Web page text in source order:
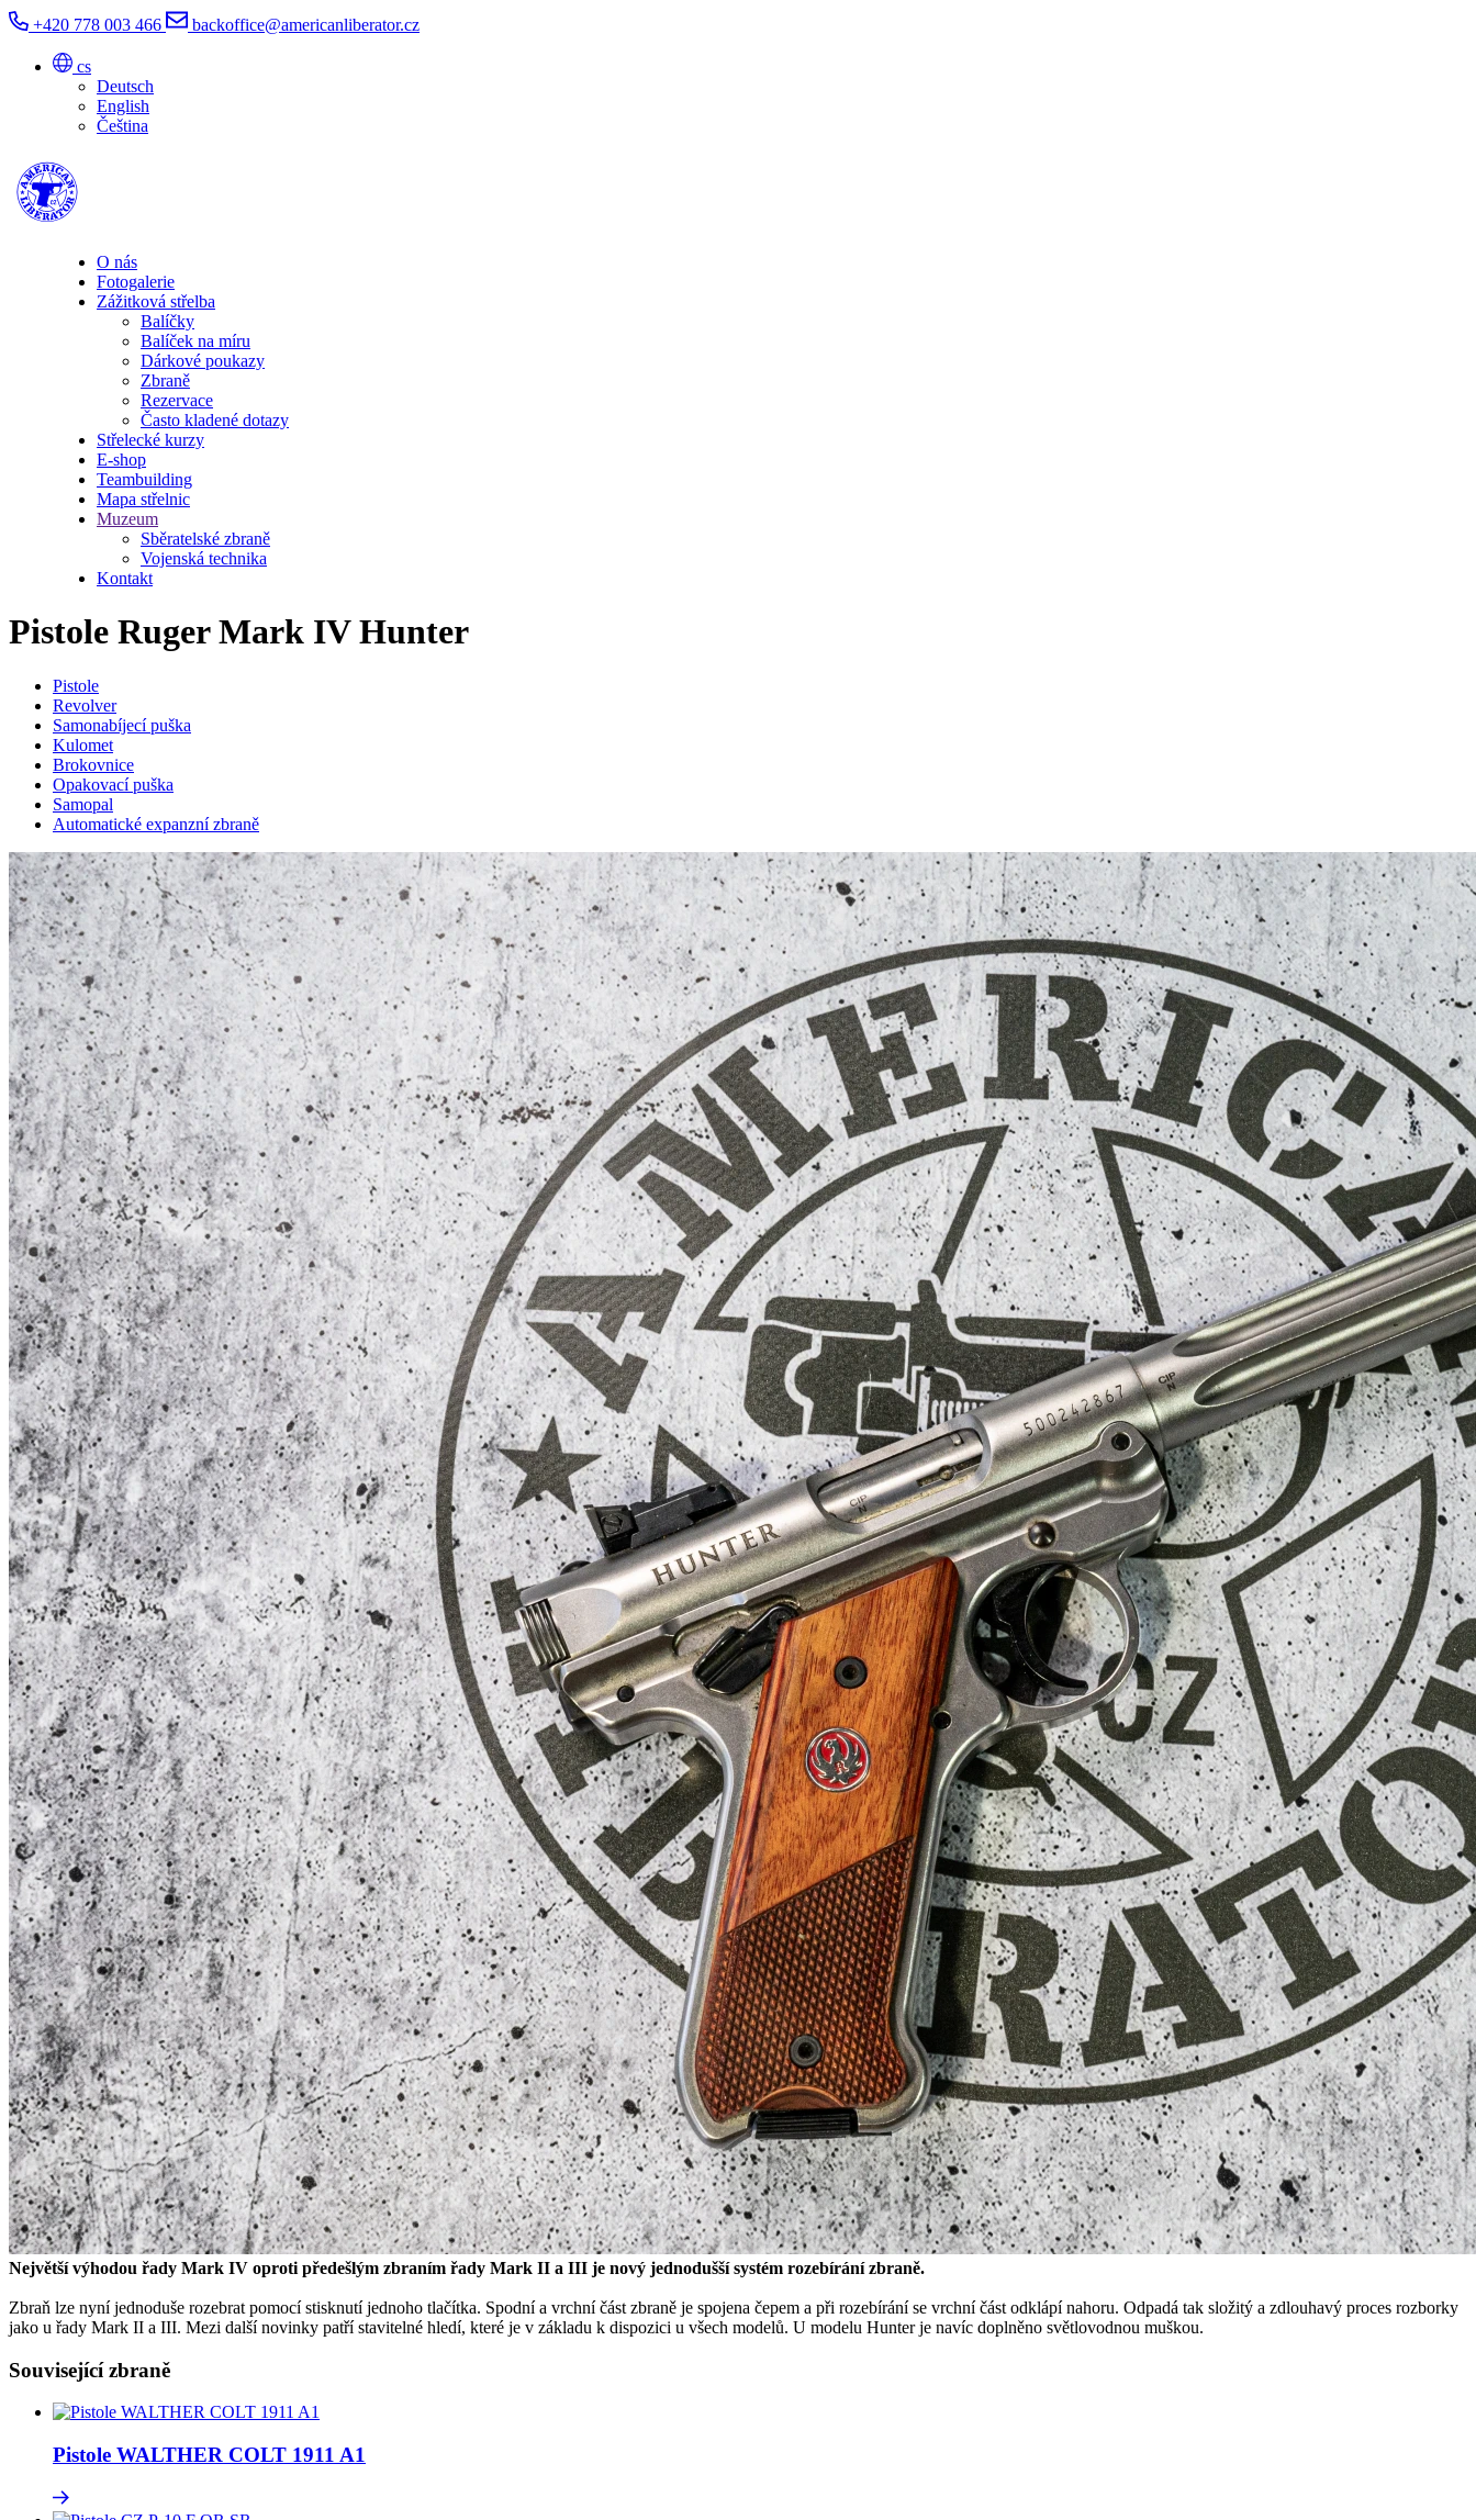
+420 778 003 466 backoffice@americanliberator.cz
cs
Deutsch
English
Čeština
O nás
Fotogalerie
Zážitková střelba
Balíčky
Balíček na míru
Dárkové poukazy
Zbraně
Rezervace
Často kladené dotazy
Střelecké kurzy
E-shop
Teambuilding
Mapa střelnic
Muzeum
Sběratelské zbraně
Vojenská technika
Kontakt
Pistole Ruger Mark IV Hunter
Pistole
Revolver
Samonabíjecí puška
Kulomet
Brokovnice
Opakovací puška
Samopal
Automatické expanzní zbraně
Největší výhodou řady Mark IV oproti předešlým zbraním řady Mark II a III je nový jednodušší systém rozebírání zbraně.
Zbraň lze nyní jednoduše rozebrat pomocí stisknutí jednoho tlačítka. Spodní a vrchní část zbraně je spojena čepem a při rozebírání se vrchní část odklápí nahoru. Odpadá tak složitý a zdlouhavý proces rozborky
jako u řady Mark II a III. Mezi další novinky patří stavitelné hledí, které je v základu k dispozici u všech modelů. U modelu Hunter je navíc doplněno světlovodnou muškou.
Související zbraně
Pistole WALTHER COLT 1911 A1